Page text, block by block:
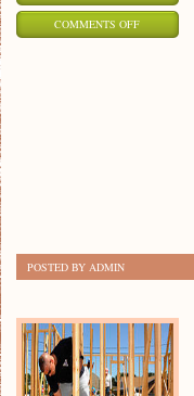
COMMENTS OFFON
POSTED BY ADMIN